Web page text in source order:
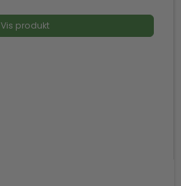
Vis produkt